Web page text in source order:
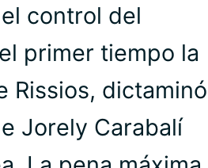
control del
primer tiempo la
Rissios, dictaminó
Jorely Carabalí